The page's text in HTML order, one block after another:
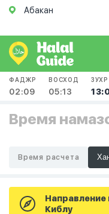
Абакан
ФАДЖР
02:09
ВОСХОД
05:13
ЗУХР
Время
Время расчета
Направление
Киблу